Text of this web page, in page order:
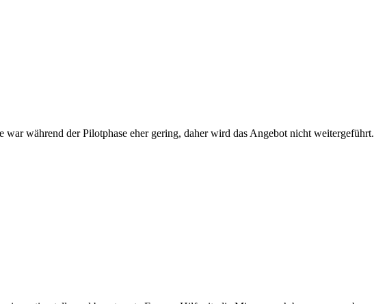
während der Pilotphase eher gering, daher wird das Angebot nicht weitergeführt.